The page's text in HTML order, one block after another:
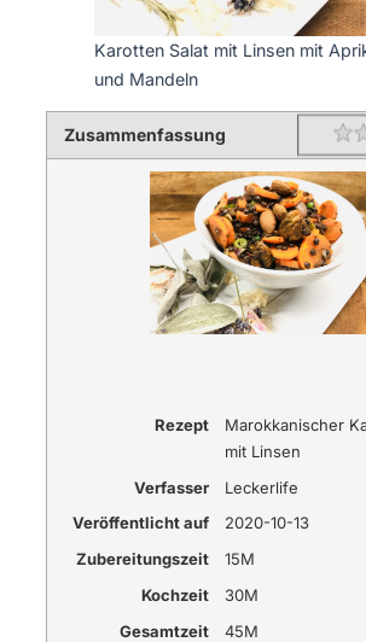
Karotten Salat mit Linsen mit
und Mandeln
Zusammenfassung Rating
Rezept
Marokkanischer
mit Linsen
Verfasser
Leckerlife
Veröffentlicht auf
2020-10-13
Zubereitungszeit
15M
Kochzeit
30M
Gesamtzeit
45M